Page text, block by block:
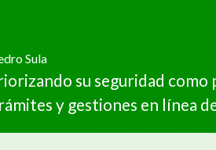
Sula
su seguridad
y gestiones en línea